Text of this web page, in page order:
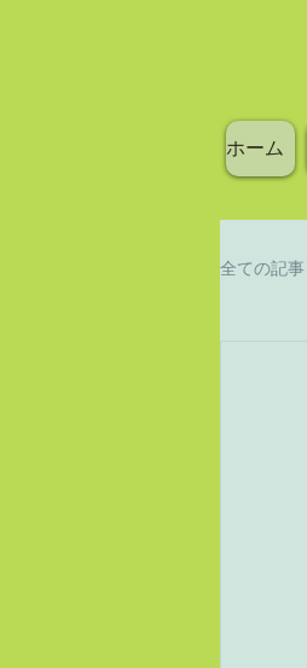
ホーム
全ての記事